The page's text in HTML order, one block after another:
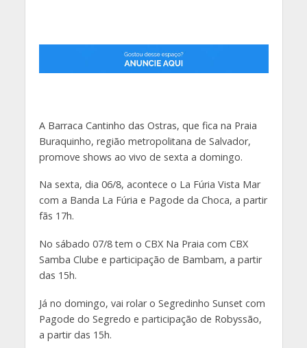
A Barraca Cantinho das Ostras, que fica na Praia
Buraquinho, região metropolitana de Salvador,
promove shows ao vivo de sexta a domingo.
Na sexta, dia 06/8, acontece o La Fúria Vista Mar
com a Banda La Fúria e Pagode da Choca, a partir
fãs 17h.
No sábado 07/8 tem o CBX Na Praia com CBX
Samba Clube e participação de Bambam, a partir
das 15h.
Já no domingo, vai rolar o Segredinho Sunset com
Pagode do Segredo e participação de Robyssão,
a partir das 15h.